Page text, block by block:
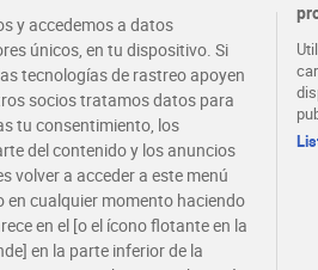
Folletos y Tiendas
cercana
DIA · EMPLEO
y accedemos a datos
únicos, en tu dispositivo. Si
tecnologías de rastreo apoyen
socios tratamos datos para
tu consentimiento, los
del contenido y los anuncios
volver a acceder a este menú
cualquier momento haciendo
en el [o el ícono flotante en la
en la parte inferior de la